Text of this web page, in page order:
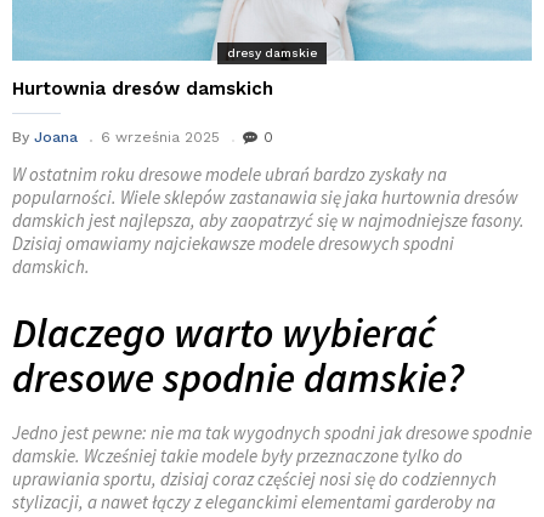
dresy damskie
Hurtownia dresów damskich
By Joana 6 września 2025 0
W ostatnim roku dresowe modele ubrań bardzo zyskały na
popularności. Wiele sklepów zastanawia się jaka hurtownia dresów
damskich jest najlepsza, aby zaopatrzyć się w najmodniejsze fasony.
Dzisiaj omawiamy najciekawsze modele dresowych spodni
damskich.
Dlaczego warto wybierać
dresowe spodnie damskie?
Jedno jest pewne: nie ma tak wygodnych spodni jak dresowe spodnie
damskie. Wcześniej takie modele były przeznaczone tylko do
uprawiania sportu, dzisiaj coraz częściej nosi się do codziennych
stylizacji, a nawet łączy z eleganckimi elementami garderoby na